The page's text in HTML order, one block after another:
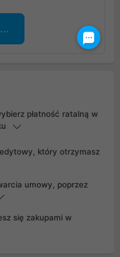
płatność ratalną w
który otrzymasz
umowy, poprzez
się zakupami w